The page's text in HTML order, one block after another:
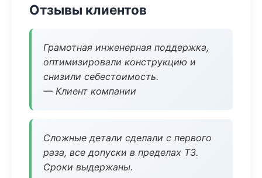
Отзывы клиентов
Грамотная инженерная поддержка,
оптимизировали конструкцию и
снизили себестоимость.
— Клиент компании
Сложные детали сделали с первого
раза, все допуски в пределах ТЗ.
Сроки выдержаны.